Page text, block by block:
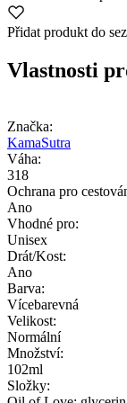
Přidat produkt do
Vlastnosti
Značka:
KamaSutra
Váha:
318
Ochrana pro
Ano
Vhodné pro:
Unisex
Drát/Kost:
Ano
Barva:
Vícebarevná
Velikost:
Normální
Množství:
102ml
Složky: